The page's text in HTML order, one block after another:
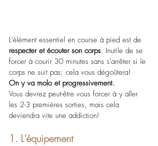
L'élément essentiel en course à pied est de
respecter et écouter son corps. Inutile de se
forcer à courir 30 minutes sans s'arrêter si le
corps ne suit pas; cela vous dégoûtera!
On y va molo et progressivement.
Vous devrez peut-être vous forcer à y aller
les 2-3 premières sorties, mais cela
deviendra vite une addiction!
1. L'équipement